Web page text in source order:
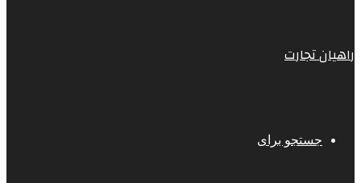
راهیان تجارت
جستجو برای